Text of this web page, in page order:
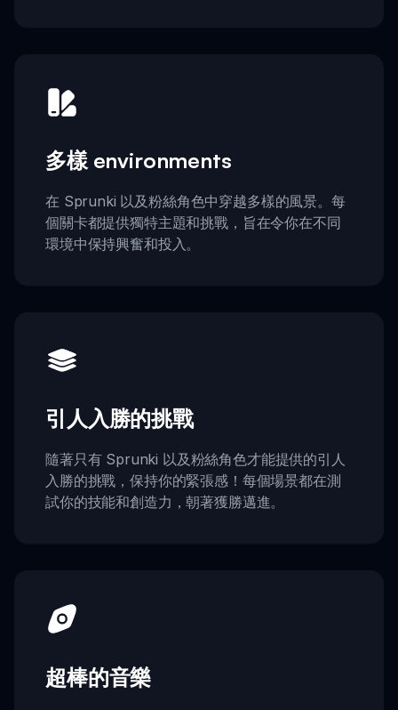
多樣 environments
在 Sprunki 以及粉絲角色中穿越多樣的風景。每
個關卡都提供獨特主題和挑戰，旨在令你在不同
環境中保持興奮和投入。
引人入勝的挑戰
隨著只有 Sprunki 以及粉絲角色才能提供的引人
入勝的挑戰，保持你的緊張感！每個場景都在測
試你的技能和創造力，朝著獲勝邁進。
超棒的音樂